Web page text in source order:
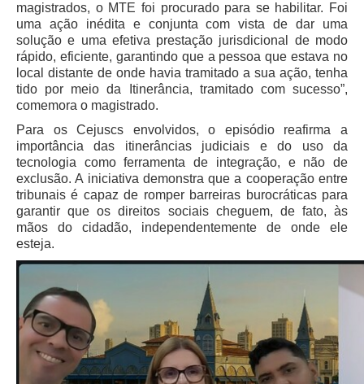
magistrados, o MTE foi procurado para se habilitar. Foi
uma ação inédita e conjunta com vista de dar uma
solução e uma efetiva prestação jurisdicional de modo
rápido, eficiente, garantindo que a pessoa que estava no
local distante de onde havia tramitado a sua ação, tenha
tido por meio da Itinerância, tramitado com sucesso”,
comemora o magistrado.
Para os Cejuscs envolvidos, o episódio reafirma a
importância das itinerâncias judiciais e do uso da
tecnologia como ferramenta de integração, e não de
exclusão. A iniciativa demonstra que a cooperação entre
tribunais é capaz de romper barreiras burocráticas para
garantir que os direitos sociais cheguem, de fato, às
mãos do cidadão, independentemente de onde ele
esteja.